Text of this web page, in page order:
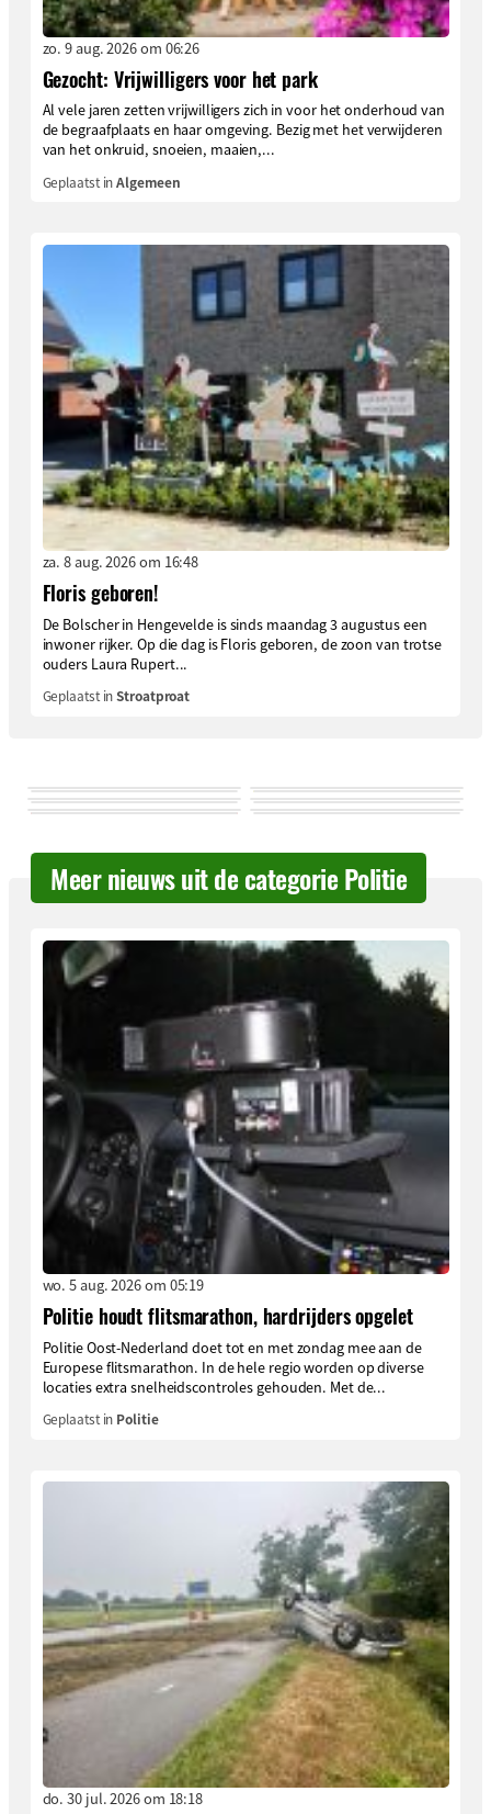
zo. 9 aug. 2026 om 06:26
Gezocht: Vrijwilligers voor het park
Al vele jaren zetten vrijwilligers zich in voor het onderhoud van
de begraafplaats en haar omgeving. Bezig met het verwijderen
van het onkruid, snoeien, maaien,...
Geplaatst inAlgemeen
za. 8 aug. 2026 om 16:48
Floris geboren!
De Bolscher in Hengevelde is sinds maandag 3 augustus een
inwoner rijker. Op die dag is Floris geboren, de zoon van trotse
ouders Laura Rupert...
Geplaatst inStroatproat
Meer nieuws uit de categorie Politie
wo. 5 aug. 2026 om 05:19
Politie houdt flitsmarathon, hardrijders opgelet
Politie Oost-Nederland doet tot en met zondag mee aan de
Europese flitsmarathon. In de hele regio worden op diverse
locaties extra snelheidscontroles gehouden. Met de...
Geplaatst in Politie
do. 30 jul. 2026 om 18:18